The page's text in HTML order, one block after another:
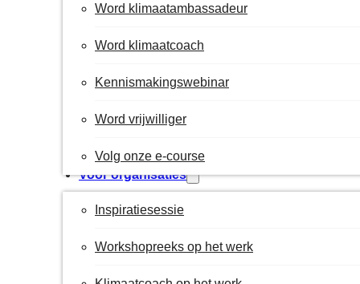
Word klimaatambassadeur
Word klimaatcoach
Kennismakingswebinar
Word vrijwilliger
Volg onze e-course
Voor organisaties
Inspiratiesessie
Workshopreeks op het werk